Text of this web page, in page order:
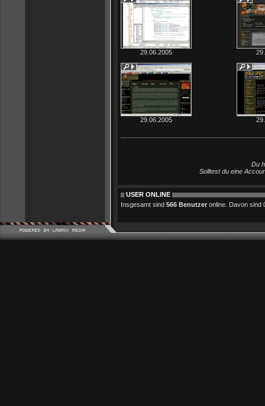
29.06.2005
29.06.2005
Du
Solltest du eine
USER ONLINE
Insgesamt sind 566 Benutzer online. Davon sind